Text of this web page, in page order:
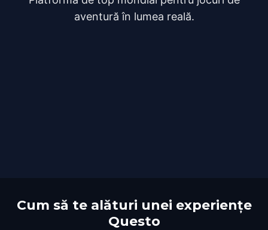
aventură în lumea reală.
Cum să te alături unei experiențe
Questo